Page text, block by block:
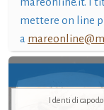
mettere on line
a
I denti di